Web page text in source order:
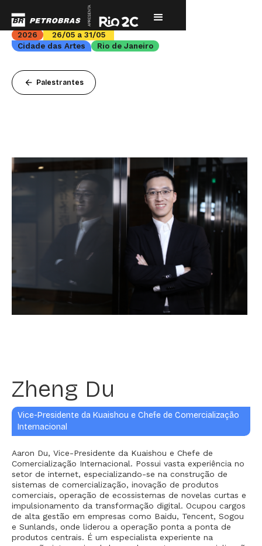
2026
26/05 a 31/05
Cidade das Artes
Rio de Janeiro
arrow_back Palestrantes
Zheng Du
Vice-Presidente da Kuaishou e Chefe de Comercialização
Internacional
Aaron Du, Vice-Presidente da Kuaishou e Chefe de
Comercialização Internacional. Possui vasta experiência no
setor de internet, especializando-se na construção de
sistemas de comercialização, inovação de produtos
comerciais, operação de ecossistemas de novelas curtas e
impulsionamento da transformação digital. Ocupou cargos
de alta gestão em empresas como Baidu, Tencent, Sogou
e Sunlands, onde liderou a operação ponta a ponta de
produtos centrais. É um especialista experiente na